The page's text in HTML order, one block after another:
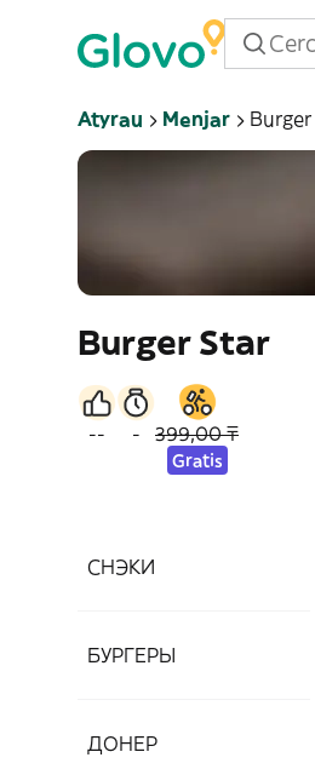
Atyrau Menjar
Burger Star
-- - 399,00 ₸
Gratis
СНЭКИ
БУРГЕРЫ
ДОНЕР